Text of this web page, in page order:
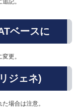
ベースに
更。
ジェネ)
場合は注意。